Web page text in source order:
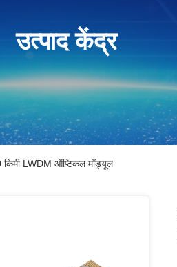
उत्पाद केंद्र
LWDM ऑप्टिकल मॉड्यूल